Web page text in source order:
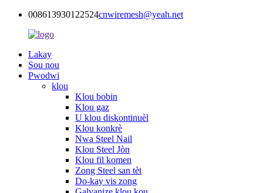
008613930122524cnwiremesh@yeah.net
Lakay
Sou nou
Pwodwi
klou
Klou bobin
Klou gaz
U klou diskontinuèl
Klou konkrè
Nwa Steel Nail
Klou Steel Jòn
Klou fil komen
Zong Steel san tèt
Do-kay vis zong